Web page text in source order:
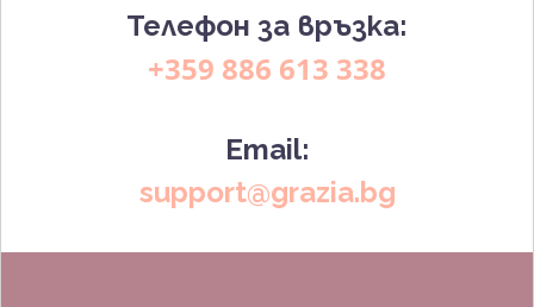
Телефон за връзка:
+359 886 613 338
Email:
support@grazia.bg